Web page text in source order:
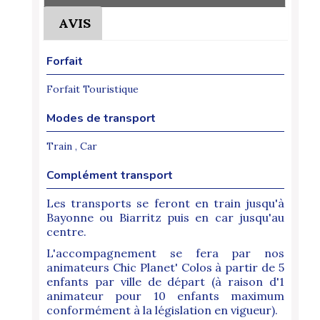
AVIS
Forfait
Forfait Touristique
Modes de transport
Train , Car
Complément transport
Les transports se feront en train jusqu'à
Bayonne ou Biarritz puis en car jusqu'au
centre.
L'accompagnement se fera par nos
animateurs Chic Planet' Colos à partir de 5
enfants par ville de départ (à raison d'1
animateur pour 10 enfants maximum
conformément à la législation en vigueur).